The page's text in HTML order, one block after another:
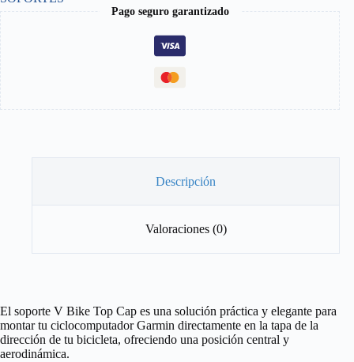
CAP
PARA
CICLOCOMPUTADOR
GARMIN
cantidad
Pago seguro garantizado
Descripción
Valoraciones (0)
El soporte V Bike Top Cap es una solución práctica y elegante para
montar tu ciclocomputador Garmin directamente en la tapa de la
dirección de tu bicicleta, ofreciendo una posición central y
aerodinámica.